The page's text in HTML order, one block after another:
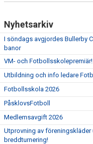
Nyhetsarkiv
I söndags avgjordes Bullerby
banor
VM- och Fotbollsskolepremiär!
Utbildning och info ledare
Fotbollsskola 2026
PåsklovsFotboll
Medlemsavgift 2026
Utprovning av föreningskläder
breddturnering!